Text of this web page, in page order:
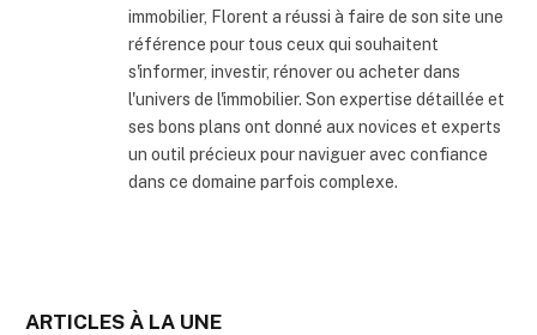
immobilier, Florent a réussi à faire de son site une
référence pour tous ceux qui souhaitent
s'informer, investir, rénover ou acheter dans
l'univers de l'immobilier. Son expertise détaillée et
ses bons plans ont donné aux novices et experts
un outil précieux pour naviguer avec confiance
dans ce domaine parfois complexe.
ARTICLES À LA UNE